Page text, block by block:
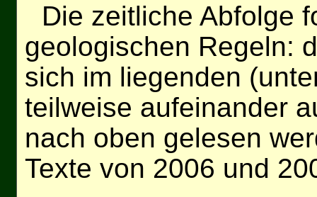
Die zeitliche Abfolge
geologischen Regeln:
sich im liegenden
teilweise aufeinander
nach oben gelesen
Texte von 2006 und